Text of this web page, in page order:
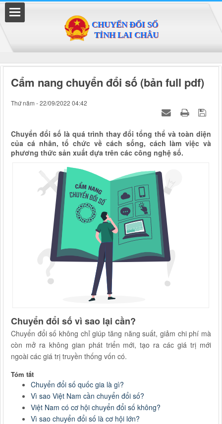
Cẩm nang chuyển đổi số (bản full pdf)
Thứ năm - 22/09/2022 04:42
Chuyển đổi số là quá trình thay đổi tổng thể và toàn diện
của cá nhân, tổ chức về cách sống, cách làm việc và
phương thức sản xuất dựa trên các công nghệ số.
Chuyển đổi số vì sao lại cần?
Chuyển đổi số không chỉ giúp tăng năng suất, giảm chi phí mà
còn mở ra không gian phát triển mới, tạo ra các giá trị mới
ngoài các giá trị truyền thống vốn có.
Tóm tắt
Chuyển đổi số quốc gia là gì?
Vì sao Việt Nam cần chuyển đổi số?
Việt Nam có cơ hội chuyển đổi số không?
Vì sao chuyển đổi số là cơ hội lớn?
Đã kết nối EMC